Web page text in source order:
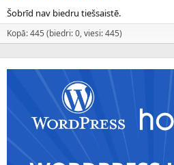
Šobrīd nav biedru tiešsaistē.
Kopā: 445 (biedri: 0, viesi: 445)